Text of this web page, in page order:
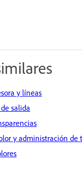
y líneas
salida
y administración de